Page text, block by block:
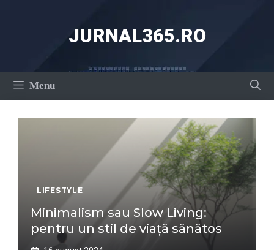
JURNAL365.RO
Menu
LIFESTYLE
Minimalism sau Slow Living:
pentru un stil de viață sănătos